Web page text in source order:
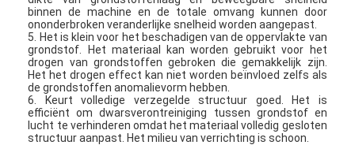
binnen de machine en de totale omvang kunnen door
ononderbroken veranderlijke snelheid worden aangepast.
5. Het is klein voor het beschadigen van de oppervlakte van
grondstof. Het materiaal kan worden gebruikt voor het
drogen van grondstoffen gebroken die gemakkelijk zijn.
Het het drogen effect kan niet worden beïnvloed zelfs als
de grondstoffen anomalievorm hebben.
6. Keurt volledige verzegelde structuur goed. Het is
efficiënt om dwarsverontreiniging tussen grondstof en
lucht te verhinderen omdat het materiaal volledig gesloten
structuur aanpast. Het milieu van verrichting is schoon.